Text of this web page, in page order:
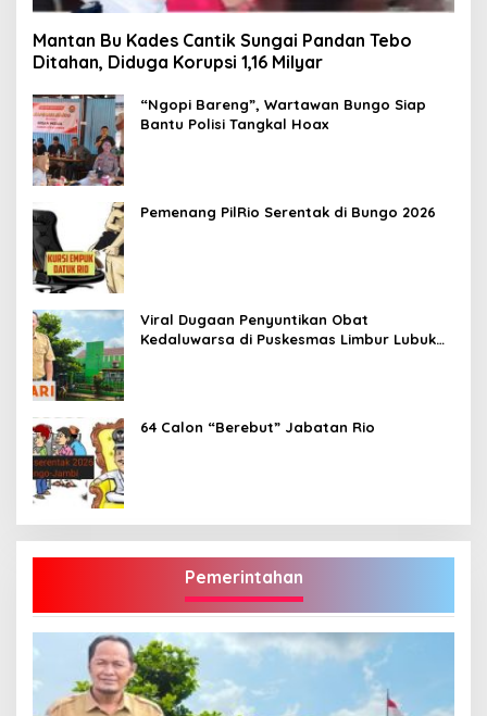
Mantan Bu Kades Cantik Sungai Pandan Tebo
Ditahan, Diduga Korupsi 1,16 Milyar
“Ngopi Bareng”, Wartawan Bungo Siap
Bantu Polisi Tangkal Hoax
Pemenang PilRio Serentak di Bungo 2026
Viral Dugaan Penyuntikan Obat
Kedaluwarsa di Puskesmas Limbur Lubuk
64 Calon “Berebut” Jabatan Rio
Pemerintahan